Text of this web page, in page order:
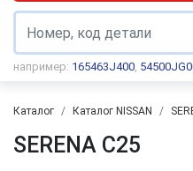
например: 165463J400,
Каталог Каталог NISSAN
SERENA C25